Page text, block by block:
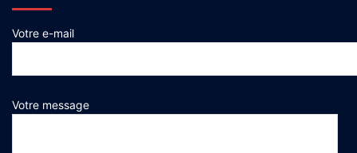
Votre e-mail
Votre message